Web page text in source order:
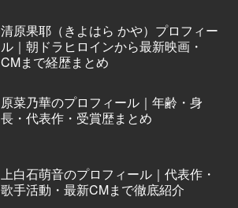
清原果耶（きよはら かや）プロフィー
ル｜朝ドラヒロインから最新映画・
CMまで経歴まとめ
原菜乃華のプロフィール｜年齢・身
長・代表作・受賞歴まとめ
上白石萌音のプロフィール｜代表作・
歌手活動・最新CMまで徹底紹介